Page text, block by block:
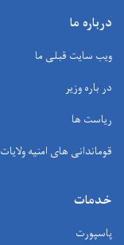
درباره ما
ویب سایت قبلی ما
در باره وزیر
ریاست ها
قوماندانی های امنیه ولایات
خدمات
پاسپورت